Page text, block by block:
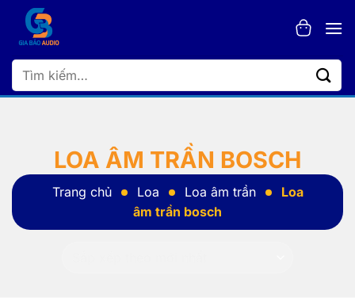
dung
Tìm
kiếm:
LOA ÂM TRẦN BOSCH
Trang chủ Loa Loa âm trần
Loa
âm trần bosch